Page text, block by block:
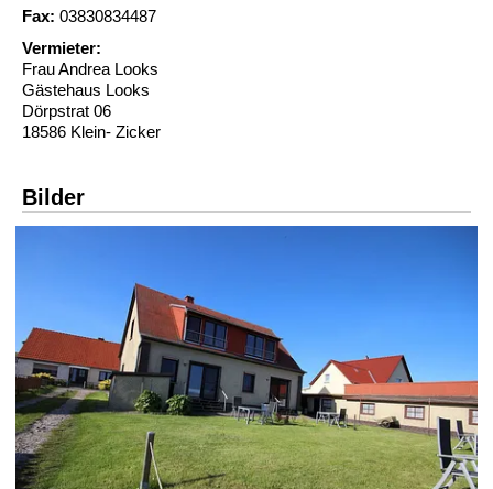
Fax: 03830834487
Vermieter:
Frau Andrea Looks
Gästehaus Looks
Dörpstrat 06
18586 Klein- Zicker
Bilder